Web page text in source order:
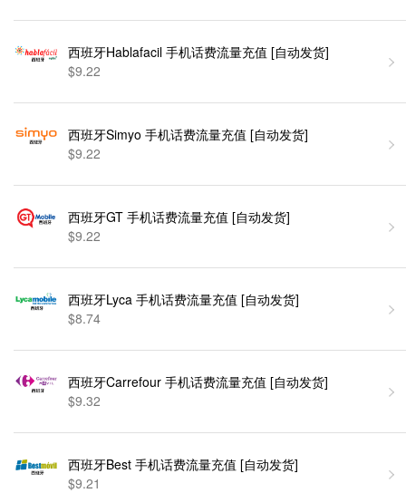
西班牙Hablafacil 手机话费流量充值 [自动发货]
$9.22
西班牙Simyo 手机话费流量充值 [自动发货]
$9.22
西班牙GT 手机话费流量充值 [自动发货]
$9.22
西班牙Lyca 手机话费流量充值 [自动发货]
$8.74
西班牙Carrefour 手机话费流量充值 [自动发货]
$9.32
西班牙Best 手机话费流量充值 [自动发货]
$9.21